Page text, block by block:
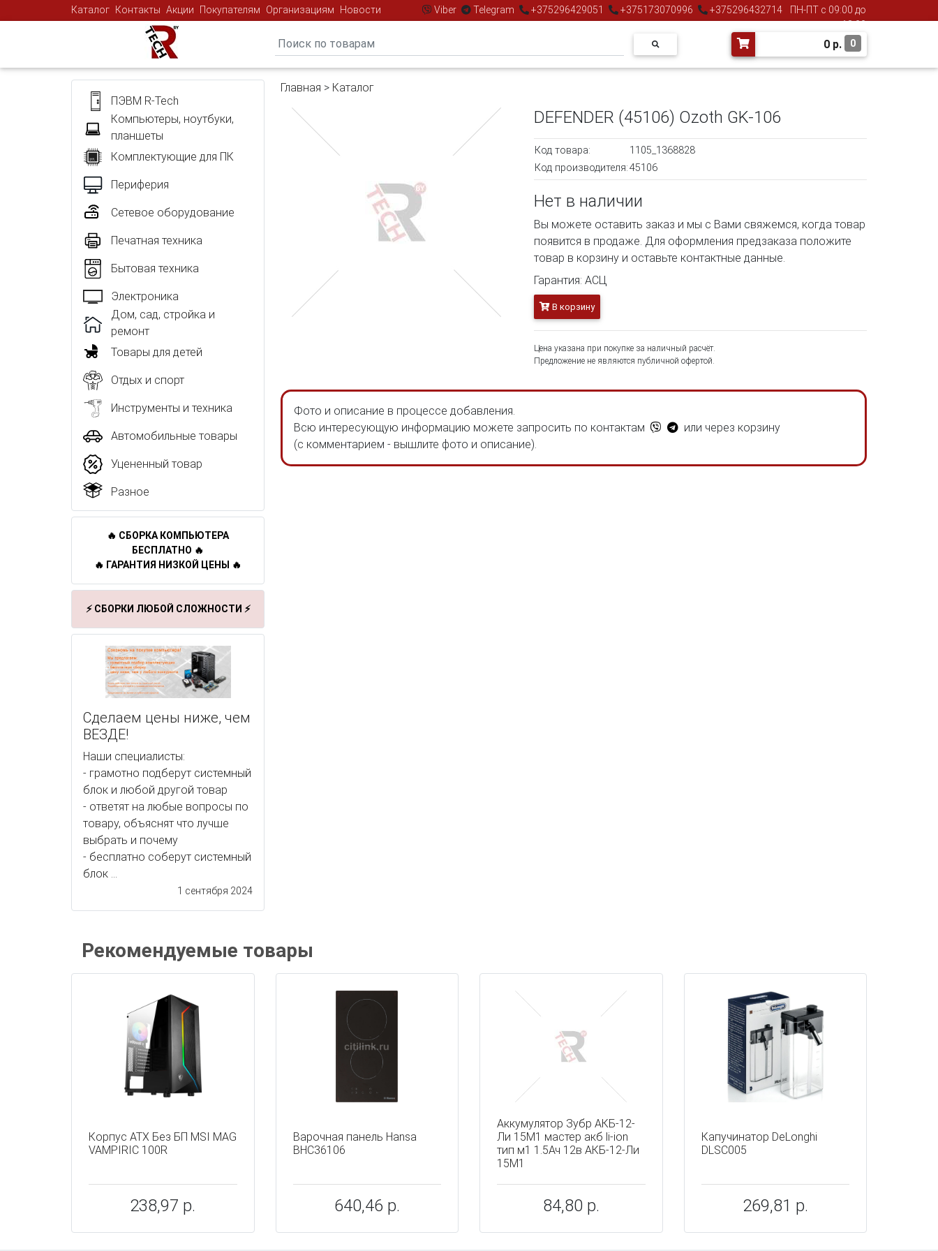
Каталог Контакты Акции Покупателям Организациям Новости Viber Telegram +375296429051 +375173070996 +375296432714
ПН-ПТ с 09:00 до
18:00
0 р. 0
ПЭВМ R-Tech
Компьютеры, ноутбуки,
планшеты
Комплектующие для ПК
Периферия
Сетевое оборудование
Печатная техника
Бытовая техника
Электроника
Дом, сад, стройка и
ремонт
Товары для детей
Отдых и спорт
Инструменты и техника
Автомобильные товары
Уцененный товар
Разное
🔥 СБОРКА КОМПЬЮТЕРА
БЕСПЛАТНО 🔥
🔥 ГАРАНТИЯ НИЗКОЙ ЦЕНЫ 🔥
⚡ СБОРКИ ЛЮБОЙ СЛОЖНОСТИ ⚡
Сделаем цены ниже, чем
ВЕЗДЕ!
Наши специалисты:
- грамотно подберут системный
блок и любой другой товар
- ответят на любые вопросы по
товару, объяснят что лучше
выбрать и почему
- бесплатно соберут системный
блок ...
1 сентября 2024
Главная > Каталог
DEFENDER (45106) Ozoth GK-106
Код товара:
1105_1368828
Код производителя:45106
Нет в наличии
Вы можете оставить заказ и мы с Вами свяжемся, когда товар
появится в продаже. Для оформления предзаказа положите
товар в корзину и оставьте контактные данные.
Гарантия: АСЦ
В корзину
Цена указана при покупке за наличный расчёт.
Предложение не являются публичной офертой.
Фото и описание в процессе добавления.
Всю интересующую информацию можете запросить по контактам
или через корзину
(с комментарием - вышлите фото и описание).
Рекомендуемые товары
Корпус ATX Без БП MSI MAG
VAMPIRIC 100R
238,97 р.
Варочная панель Hansa
BHC36106
640,46 р.
Аккумулятор Зубр АКБ-12-
Ли 15М1 мастер акб li-ion
тип м1 1.5Ач 12в АКБ-12-Ли
15М1
84,80 р.
Капучинатор DeLonghi
DLSC005
269,81 р.